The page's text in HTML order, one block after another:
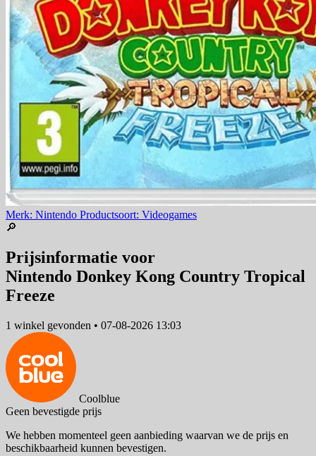
Merk: Nintendo Productsoort: Videogames
🔎
Prijsinformatie voor
Nintendo Donkey Kong Country Tropical
Freeze
1 winkel gevonden • 07-08-2026 13:03
Coolblue
Geen bevestigde prijs
We hebben momenteel geen aanbieding waarvan we de prijs en
beschikbaarheid kunnen bevestigen.